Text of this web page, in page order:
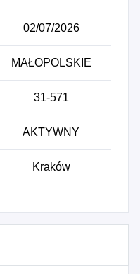
02/07/2026
MAŁOPOLSKIE
31-571
AKTYWNY
Kraków